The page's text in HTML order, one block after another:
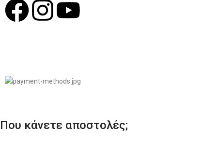
Που κάνετε αποστολές;